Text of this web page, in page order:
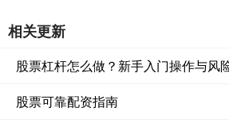
相关更新
股票杠杆怎么做？新手入门操作与风
股票可靠配资指南